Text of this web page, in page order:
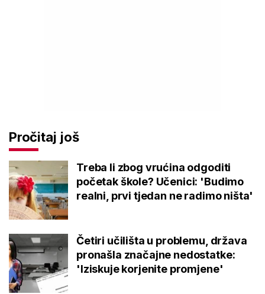
Pročitaj još
Treba li zbog vrućina odgoditi
početak škole? Učenici: 'Budimo
realni, prvi tjedan ne radimo ništa'
Četiri učilišta u problemu, država
pronašla značajne nedostatke:
'Iziskuje korjenite promjene'